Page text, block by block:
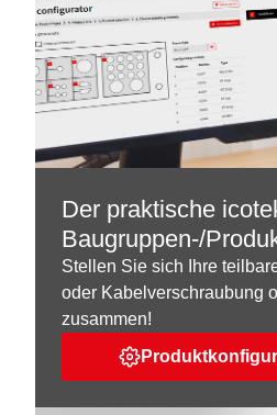
Der praktische
Baugruppen-/
Stellen Sie sich Ihre
oder Kabelverschraubung
zusammen!